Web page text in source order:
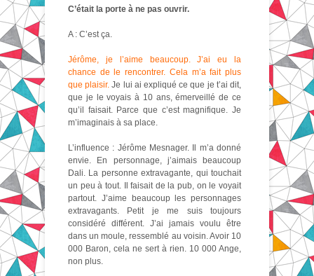
C’était la porte à ne pas ouvrir.
A : C’est ça.
Jérôme, je l’aime beaucoup. J’ai eu la
chance de le rencontrer. Cela m’a fait plus
que plaisir. Je lui ai expliqué ce que je t’ai dit,
que je le voyais à 10 ans, émerveillé de ce
qu’il faisait. Parce que c’est magnifique. Je
m’imaginais à sa place.
L’influence : Jérôme Mesnager. Il m’a donné
envie. En personnage, j’aimais beaucoup
Dali. La personne extravagante, qui touchait
un peu à tout. Il faisait de la pub, on le voyait
partout. J’aime beaucoup les personnages
extravagants. Petit je me suis toujours
considéré différent. J’ai jamais voulu être
dans un moule, ressemblé au voisin. Avoir 10
000 Baron, cela ne sert à rien. 10 000 Ange,
non plus.